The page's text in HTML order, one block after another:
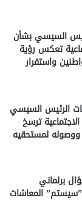
السيسي بشأن
تعكس رؤية
واستقرار
الرئيس السيسي
ترسخ
ووصوله لمستحقيه
برلماني
المعاشات